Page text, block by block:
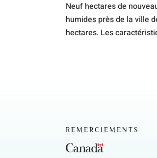
Neuf hectares de
humides près de la ville
hectares. Les
REMERCIEMENTS